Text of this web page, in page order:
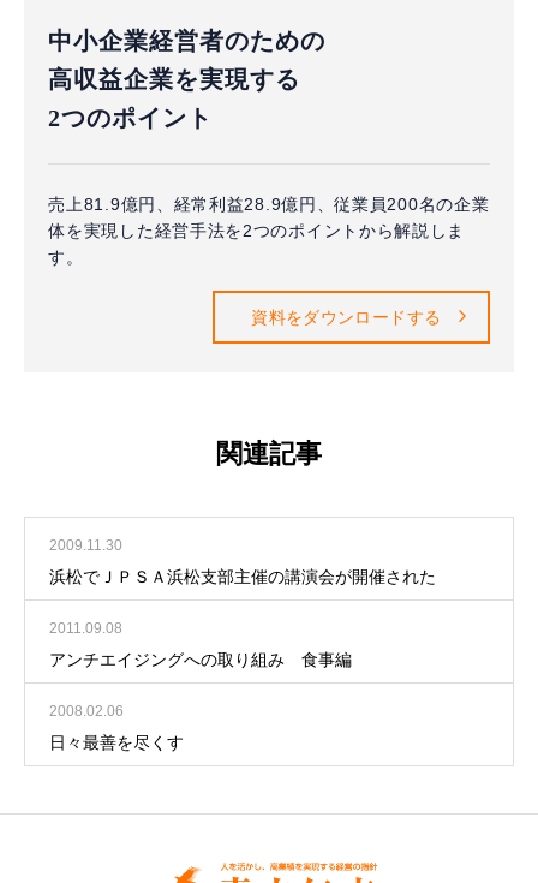
中小企業経営者のための
高収益企業を実現する
2つのポイント
売上81.9億円、経常利益28.9億円、従業員200名の企業
体を実現した経営手法を2つのポイントから解説しま
す。
資料をダウンロードする
関連記事
2009.11.30
浜松でＪＰＳＡ浜松支部主催の講演会が開催された
2011.09.08
アンチエイジングへの取り組み 食事編
2008.02.06
日々最善を尽くす